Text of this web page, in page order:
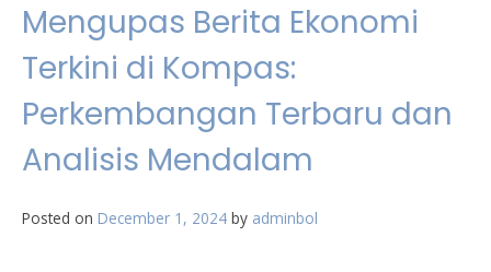
Mengupas Berita Ekonomi
Terkini di Kompas:
Perkembangan Terbaru dan
Analisis Mendalam
Posted on December 1, 2024 by adminbol